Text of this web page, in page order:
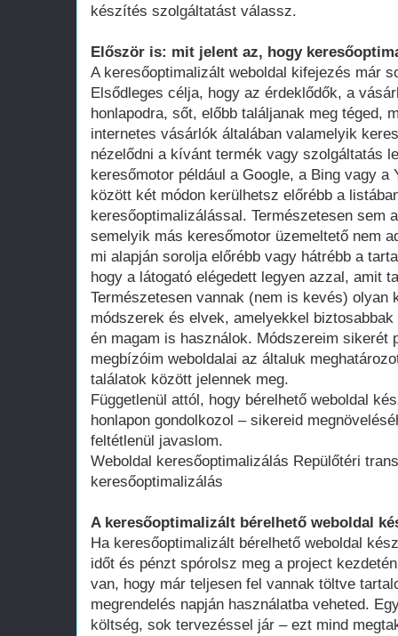
készítés szolgáltatást válassz.
Először is: mit jelent az, hogy
A keresőoptimalizált weboldal kifejezés már
Elsődleges célja, hogy az érdeklődők, a
honlapodra, sőt, előbb találjanak meg téged,
internetes vásárlók általában valamelyik
nézelődni a kívánt termék vagy szolgáltatás
keresőmotor például a Google, a Bing vagy a
között két módon kerülhetsz előrébb a
keresőoptimalizálással. Természetesen sem
semelyik más keresőmotor üzemeltető nem
mi alapján sorolja előrébb vagy hátrébb a
hogy a látogató elégedett legyen azzal, amit
Természetesen vannak (nem is kevés) olyan
módszerek és elvek, amelyekkel
én magam is használok. Módszereim sikerét
megbízóim weboldalai az általuk
találatok között jelennek meg.
Függetlenül attól, hogy bérelhető weboldal
honlapon gondolkozol – sikereid
feltétlenül javaslom.
Weboldal keresőoptimalizálás Repülőtéri
keresőoptimalizálás
A keresőoptimalizált bérelhető weboldal
Ha keresőoptimalizált bérelhető weboldal
időt és pénzt spórolsz meg a project
van, hogy már teljesen fel vannak töltve
megrendelés napján használatba veheted.
költség, sok tervezéssel jár – ezt mind